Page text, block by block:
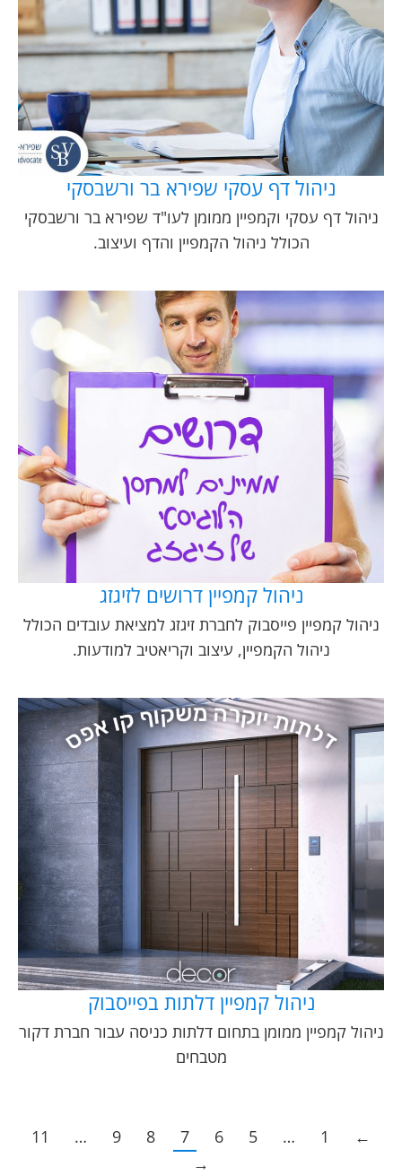
ניהול דף עסקי שפירא בר ורשבסקי
ניהול דף עסקי וקמפיין ממומן לעו"ד שפירא בר ורשבסקי
הכולל ניהול הקמפיין והדף ועיצוב.
ניהול קמפיין דרושים לזיגזג
ניהול קמפיין פייסבוק לחברת זיגזג למציאת עובדים הכולל
ניהול הקמפיין, עיצוב וקריאטיב למודעות.
ניהול קמפיין דלתות בפייסבוק
ניהול קמפיין ממומן בתחום דלתות כניסה עבור חברת דקור
מטבחים
←
1
…
5
6
7
8
9
…
11
→